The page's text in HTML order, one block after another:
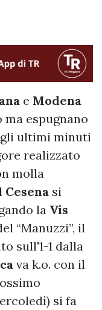
e Modena
espugnano
ultimi minuti
realizzato
molla
Cesena si
la Vis
“Manuzzi”, il
sull'1-1 dalla
va k.o. con il
si fa